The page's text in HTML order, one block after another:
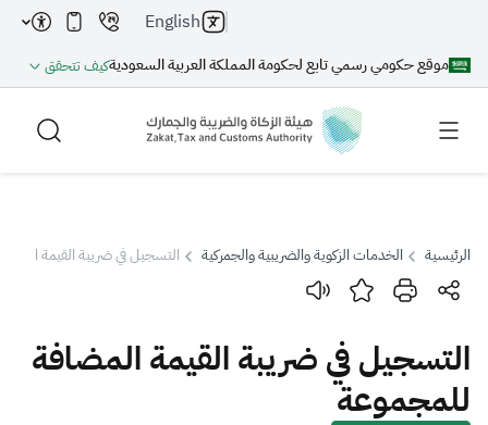
موقع حكومي رسمي تابع لحكومة المملكة العربية السعوديةكيف تتحقق
English
بحث
بحث بحث AI
الرئيسية الخدمات الزكوية والضريبية والجمركية التسجيل في ضريبة القيمة
التسجيل في ضريبة القيمة المضافة
للمجموعة